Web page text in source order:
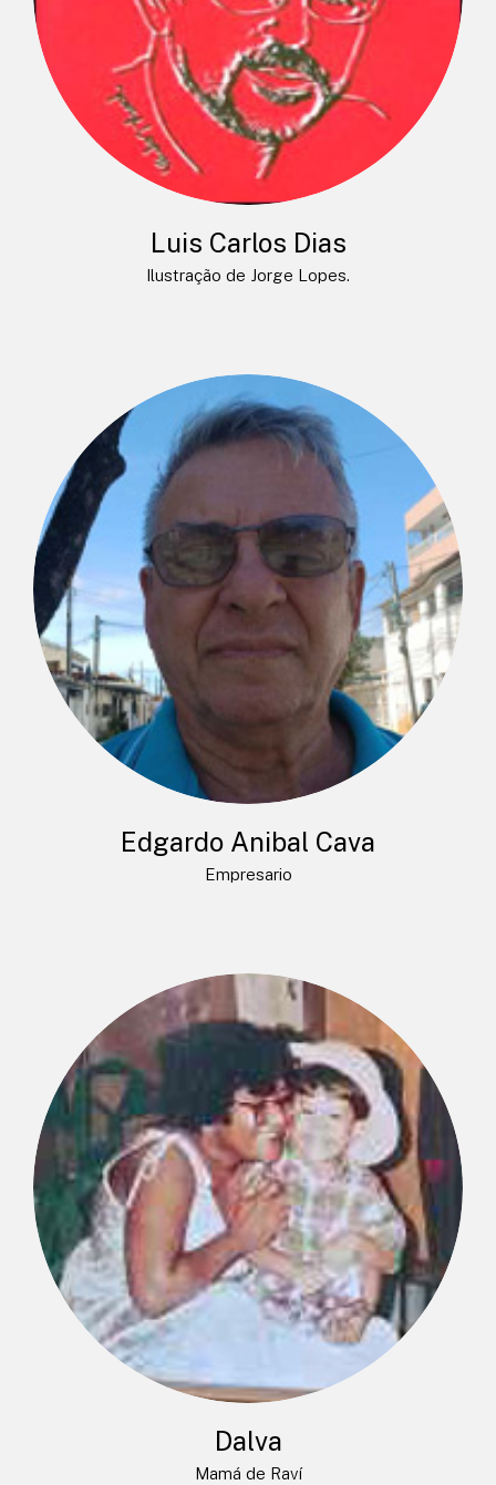
Luis Carlos Dias
Ilustração de Jorge Lopes.
Edgardo Anibal Cava
Empresario
Dalva
Mamá de Raví